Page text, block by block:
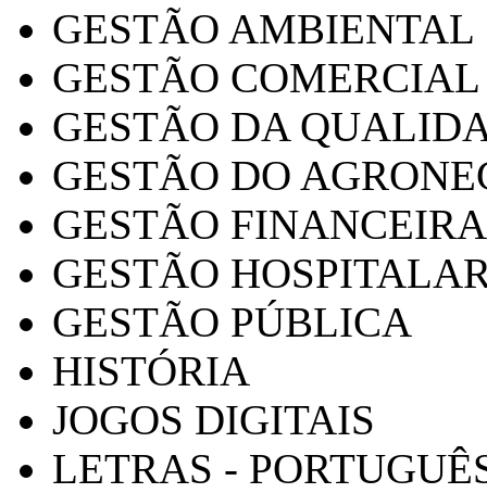
GESTÃO AMBIENTAL
GESTÃO COMERCIAL
GESTÃO DA
GESTÃO DO
GESTÃO FINANCEIRA
GESTÃO
GESTÃO PÚBLICA
HISTÓRIA
JOGOS DIGITAIS
LETRAS -